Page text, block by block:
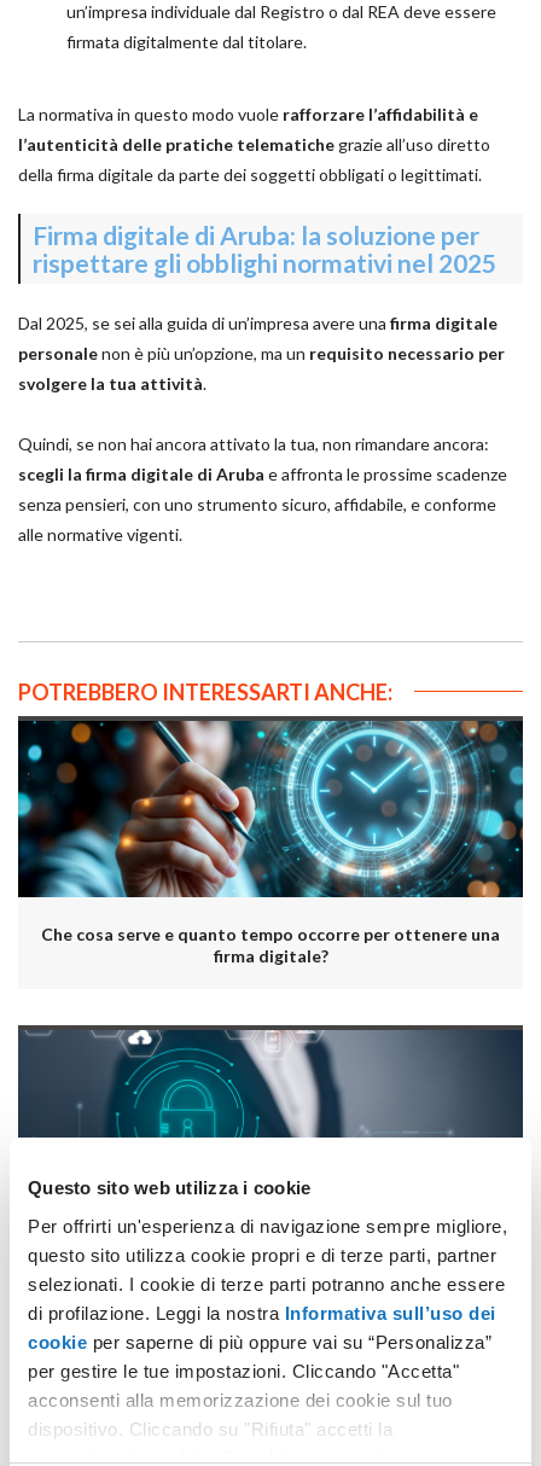
Questo sito web utilizza i cookie
Per offrirti un'esperienza di navigazione sempre migliore,
questo sito utilizza cookie propri e di terze parti, partner
selezionati. I cookie di terze parti potranno anche essere
di profilazione. Leggi la nostra Informativa sull’uso dei
cookie per saperne di più oppure vai su “Personalizza”
per gestire le tue impostazioni. Cliccando "Accetta"
acconsenti alla memorizzazione dei cookie sul tuo
dispositivo. Cliccando su "Rifiuta" accetti la
memorizzazione dei soli cookie necessari.
un’impresa individuale dal Registro o dal REA deve essere
firmata digitalmente dal titolare.
La normativa in questo modo vuole rafforzare l’affidabilità e
l’autenticità delle pratiche telematichegrazie all’uso diretto
della firma digitale da parte dei soggetti obbligati o legittimati.
Firma digitale di Aruba: la soluzione per
rispettare gli obblighi normativi nel 2025
Dal 2025, se sei alla guida di un’impresa avere una firma digitale
personalenon è più un’opzione, ma un requisito necessario per
svolgere la tua attività.
Quindi, se non hai ancora attivato la tua, non rimandare ancora:
scegli la firma digitale di Aruba e affronta le prossime scadenze
senza pensieri, con uno strumento sicuro, affidabile, e conforme
alle normative vigenti.
POTREBBERO INTERESSARTI ANCHE:
Che cosa serve e quanto tempo occorre per ottenere una
firma digitale?
NIS-2 e Firma digitale per la sicurezza dei flussi aziendali